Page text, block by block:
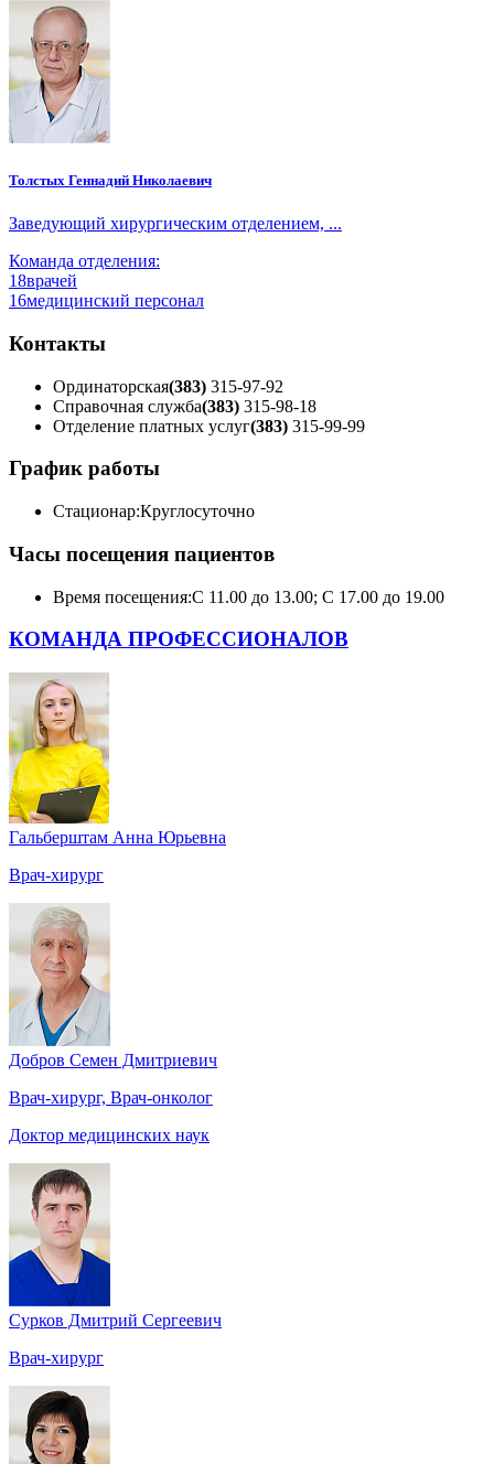
Толстых Геннадий Николаевич
Заведующий хирургическим отделением, ...
Команда отделения:
18врачей
16медицинский персонал
Контакты
Ординаторская(383) 315-97-92
Справочная служба(383) 315-98-18
Отделение платных услуг(383) 315-99-99
График работы
Стационар:Круглосуточно
Часы посещения пациентов
Время посещения:С 11.00 до 13.00; С 17.00 до 19.00
КОМАНДА ПРОФЕССИОНАЛОВ
Гальберштам Анна Юрьевна
Врач-хирург
Добров Семен Дмитриевич
Врач-хирург, Врач-онколог
Доктор медицинских наук
Сурков Дмитрий Сергеевич
Врач-хирург